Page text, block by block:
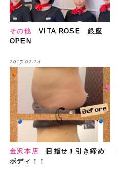
その他
VITA ROSE 銀座
OPEN
金沢本店
目指せ！引き締め
ボディ！！
2017.02.24